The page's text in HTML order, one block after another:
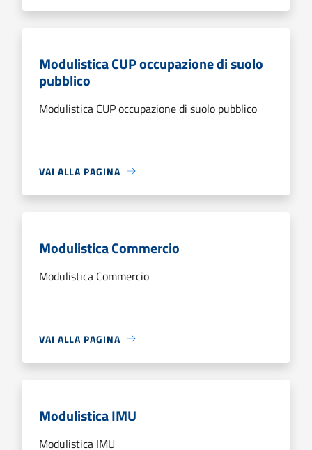
Modulistica CUP occupazione di suolo
pubblico
Modulistica CUP occupazione di suolo pubblico
VAI ALLA PAGINA
Modulistica Commercio
Modulistica Commercio
VAI ALLA PAGINA
Modulistica IMU
Modulistica IMU